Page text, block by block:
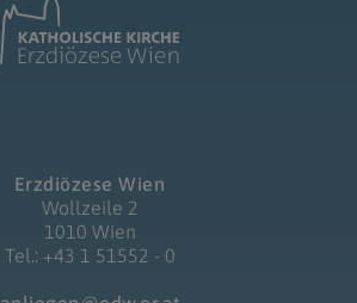
Erzdiözese Wien
Wollzeile 2
1010 Wien
Tel.: +43 1 51552 - 0